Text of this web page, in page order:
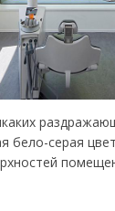
бело-серая